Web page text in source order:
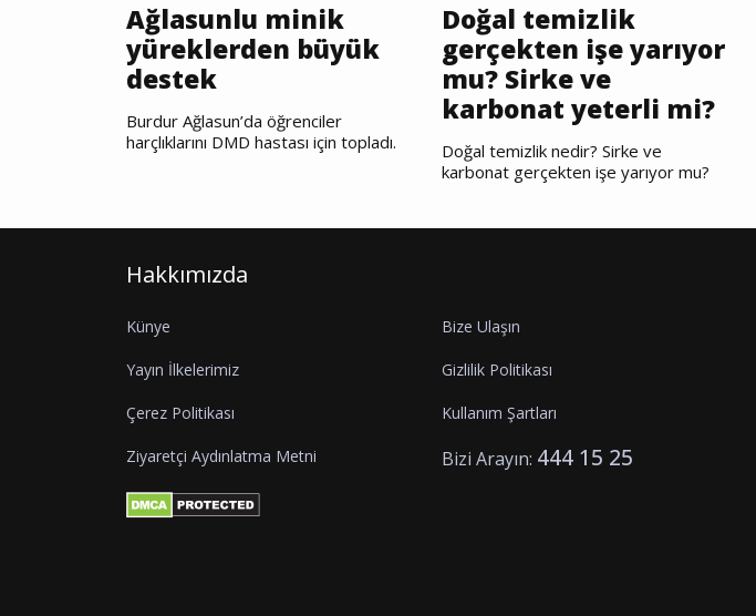
Ağlasunlu minik
yüreklerden büyük
destek
Burdur Ağlasun’da öğrenciler
harçlıklarını DMD hastası için topladı.
Doğal temizlik
gerçekten işe yarıyor
mu? Sirke ve
karbonat yeterli mi?
Doğal temizlik nedir? Sirke ve
karbonat gerçekten işe yarıyor mu?
Hakkımızda
Künye Bize Ulaşın
Yayın İlkelerimiz Gizlilik Politikası
Çerez Politikası Kullanım Şartları
Ziyaretçi Aydınlatma Metni Bizi Arayın: 444 15 25